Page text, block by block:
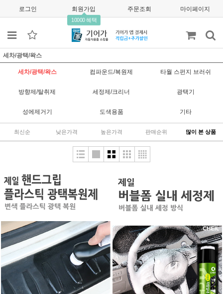
로그인 회원가입
10000 혜택
주문조회 마이페이지
세차/광택/왁스
세차/광택/왁스 컴파운드/복원제 타월 스펀지 브러쉬
방향제/탈취제 세정제/크리너 광택기
성에제거기 도색용품 기타
최신순 낮은가격 높은가격 판매순위 많이 본 상품